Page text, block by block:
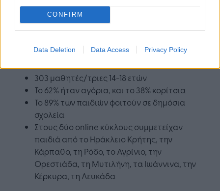
CONFIRM
Data Deletion Data Access Privacy Policy
Ο θετικός απολογισμός της πρώτης χρονιάς
Την πρώτη χρονιά2022-2023το πρόγραμμα (διά
ζώσης στην Ξάνθη και online για όλη την Ελλάδα)
παρακολούθησαν
303 μαθητές/τριες 14-18 ετών
Το 62% ήταν αγόρια, και το 38% κορίτσια
Το 89% των παιδιών φοιτούν σε δημόσια
σχολεία
Στους δύο online κύκλους συμμετείχαν
παιδιά από το Ηράκλειο Κρήτης, την
Κάρπαθο, τη Ρόδο, το Αγρίνιο, την
Ορεστιάδα, τη Μυτιλήνη, τα Ιωάννινα, την
Κέρκυρα, τη Λευκάδα